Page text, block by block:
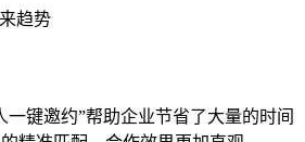
一键邀约”帮助企业节省了大量的时间